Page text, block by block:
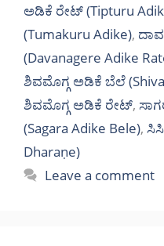
ಅಡಿಕೆ ರೇಟ್ (Tipturu
(Tumakuru Adike),
(Davanagere Adike
ಶಿವಮೊಗ್ಗ ಅಡಿಕೆ ಬೆಲೆ
ಶಿವಮೊಗ್ಗ ಅಡಿಕೆ ರೇಟ್,
(Sagara Adike Bele),
Dharaṇe)
Leave a comment